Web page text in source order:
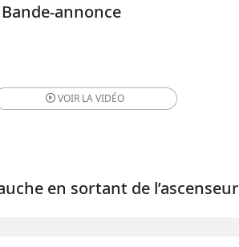
annonce
VOIR LAVIDÉO
en sortant de l’ascenseur